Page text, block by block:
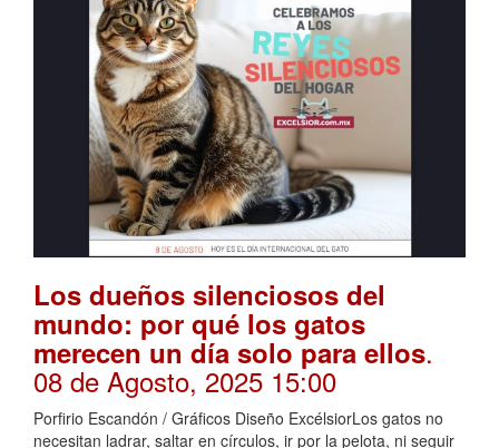
Los dueños silenciosos del
mundo: por qué los gatos
merecen un día solo para ellos.
08 de Agosto, 2025 15:00
Porfirio Escandón / Gráficos Diseño ExcélsiorLos gatos no
necesitan ladrar, saltar en círculos, ir por la pelota, ni seguir